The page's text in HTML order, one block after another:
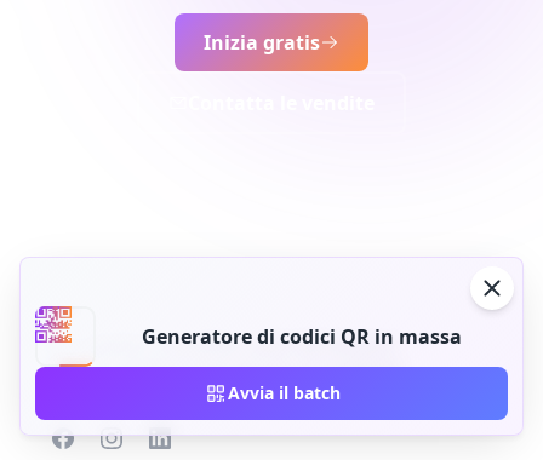
Generatore di codici QR in massa
Avvia il batch
Inizia gratis
Crea, gestisci e monitora codici QR dinamici
per la tua attività. Costruito per la scalabilità.